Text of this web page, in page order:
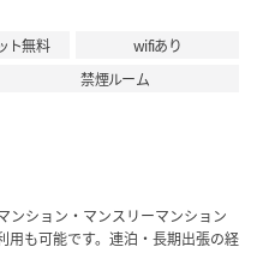
ト無料
wifiあり
禁煙ルーム
ンション・マンスリーマンション
用も可能です。連泊・長期出張の経